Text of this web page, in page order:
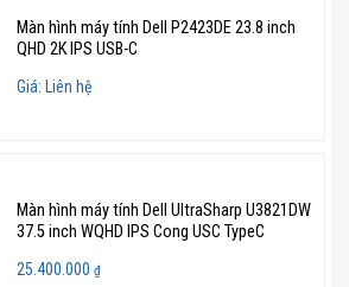
Image Size
FreeSync Premium Pro
Super Arena Gaming UX
Mức tiêu thụ nguồn (DPMS):
Màn hình máy tính Dell P2423DE 23.8 inch
QHD 2K IPS USB-C
Giá: Liên hệ
Màn hình máy tính Dell UltraSharp U3821DW
37.5 inch WQHD IPS Cong USC TypeC
25.400.000 ₫